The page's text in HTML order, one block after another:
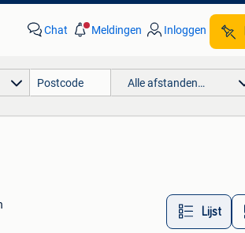
Chat Meldingen Inloggen
Alle afstanden…
Lijst